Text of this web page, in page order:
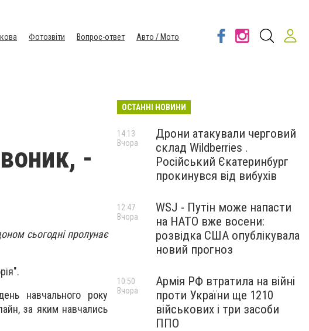
Фотозвіти Вопрос-ответ
Авто / Мото
-
сьогодні пролунає
навчального року
за яким навчались
ОСТАННІ НОВИНИ
Дрони атакували черговий
склад Wildberries .
Російський Єкатеринбург
прокинувся від вибухів
14:13
Вчора
WSJ - Путін може напасти
на НАТО вже восени:
розвідка США опублікувала
новий прогноз
12:47
Вчора
Армія РФ втратила на війні
проти України ще 1210
військових і три засоби
ППО
10:50
Вчора